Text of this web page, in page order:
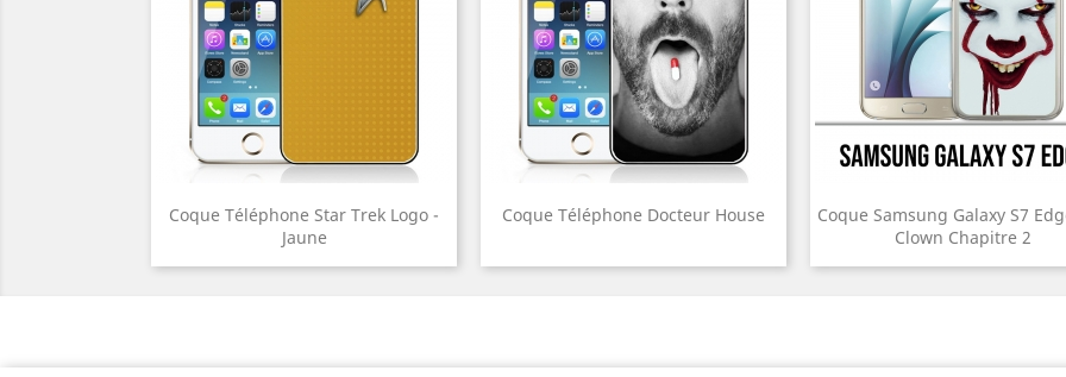
Coque Téléphone Star Trek Logo -
Jaune
Coque Téléphone Docteur House
Coque Samsung Galaxy S7
Clown Chapitre 2